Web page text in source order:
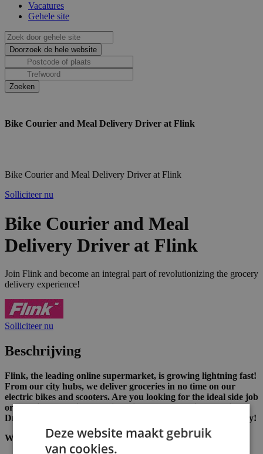
Vacatures
Gehele site
Bike Courier and Meal Delivery Driver at Flink
Bike Courier and Meal Delivery Driver at Flink
Solliciteer nu
Bike Courier and Meal
Delivery Driver at Flink
Join Flink and become an integral part of revolutionizing the grocery
delivery experience!
Solliciteer nu
Beschrijving
Flink, the leading online supermarket, is growing lightning fast!
From our city hubs, we deliver groceries in no time on our
electric bikes and scooters. Are you looking for the ideal side job
or a flexible part-time/full-time gig? Become a Rider (Delivery
Driver) in our dynamic team and cruise through your own city!
What we offer you:Deze website maakt gebruik
van cookies.